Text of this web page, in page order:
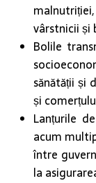
vârstnicii și
Bolile
sănătății și
și
Lanțurile
acum
între
la